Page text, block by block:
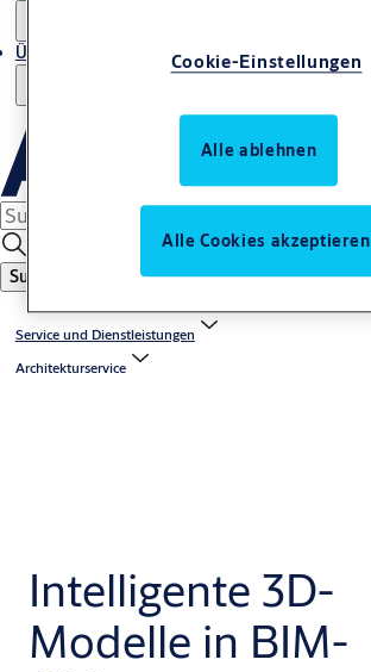
Über uns
Suche
Service und Dienstleistungen
Architekturservice
Intelligente 3D-
Modelle in BIM-
Cookie-Einstellungen
Alle ablehnen
Alle Cookies akzeptieren